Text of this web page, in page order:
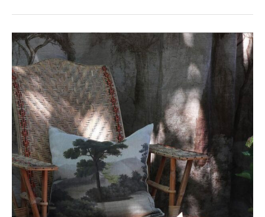
CINCO
LIBROS
PARA
ESAS
TARDES
DE
VERANO